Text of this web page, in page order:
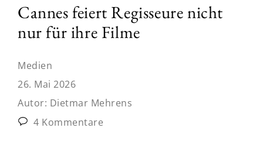
Cannes feiert Regisseure nicht
nur für ihre Filme
Medien
26. Mai 2026
Autor: Dietmar Mehrens
4 Kommentare